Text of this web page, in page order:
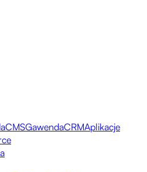
GawendaCRMAplikacje